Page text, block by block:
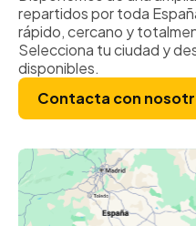
perfecto. ¡Es un
persona y lo
al 100%!
repartidos por toda
rápido, cercano y
Selecciona tu ciudad y
disponibles.
Contacta con